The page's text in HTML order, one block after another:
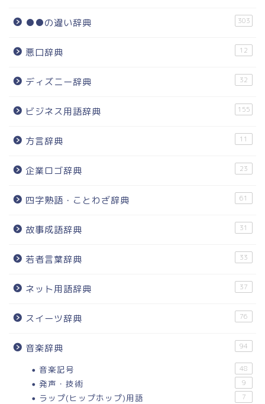
●●の違い辞典 303
悪口辞典 12
ディズニー辞典 32
ビジネス用語辞典 155
方言辞典 11
企業ロゴ辞典 23
四字熟語・ことわざ辞典 61
故事成語辞典 31
若者言葉辞典 33
ネット用語辞典 37
スイーツ辞典 76
音楽辞典 94
音楽記号 48
発声・技術 9
ラップ(ヒップホップ)用語 7